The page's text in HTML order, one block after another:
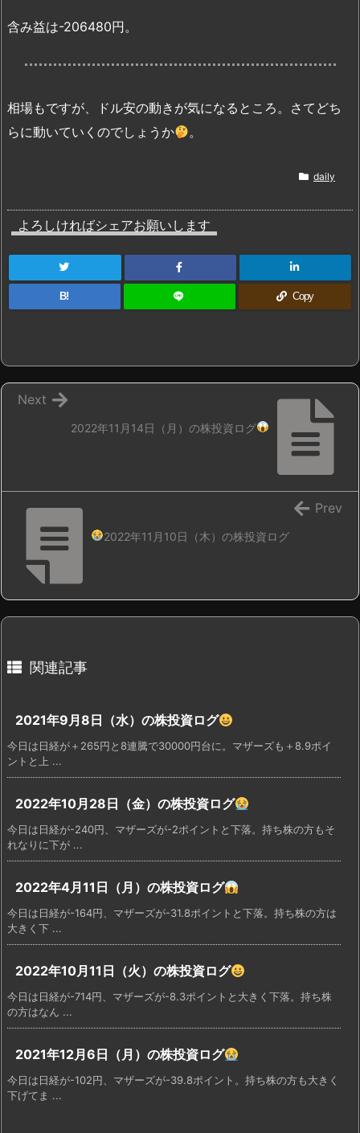
含み益は-206480円。
相場もですが、ドル安の動きが気になるところ。さてどち
らに動いていくのでしょうか
。
daily
よろしければシェアお願いします
B! Copy
2022年11月14日（月）の株投資ログ
Next
2022年11月10日（木）の株投資ログ
Prev
関連記事
2021年9月8日（水）の株投資ログ
今日は日経が＋265円と8連騰で30000円台に。マザーズも＋8.9ポイ
ントと上 ...
2022年10月28日（金）の株投資ログ
今日は日経が-240円、マザーズが-2ポイントと下落。持ち株の方もそ
れなりに下が ...
2022年4月11日（月）の株投資ログ
今日は日経が-164円、マザーズが-31.8ポイントと下落。持ち株の方は
大きく下 ...
2022年10月11日（火）の株投資ログ
今日は日経が-714円、マザーズが-8.3ポイントと大きく下落。持ち株
の方はなん ...
2021年12月6日（月）の株投資ログ
今日は日経が-102円、マザーズが-39.8ポイント。持ち株の方も大きく
下げてま ...